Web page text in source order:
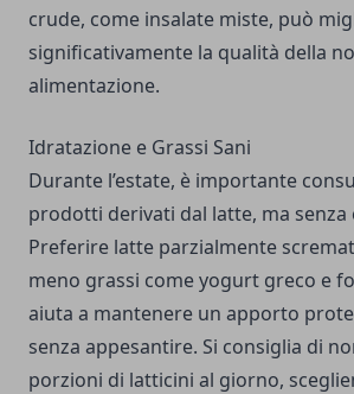
crude, come insalate miste, può
significativamente la qualità della
alimentazione.
Idratazione e Grassi Sani
Durante l’estate, è importante
prodotti derivati dal latte, ma senza
Preferire latte parzialmente
meno grassi come yogurt greco e
aiuta a mantenere un apporto
senza appesantire. Si consiglia di
porzioni di latticini al giorno,